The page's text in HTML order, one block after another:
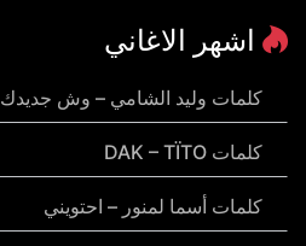
اشهر الاغاني
كلمات وليد الشامي – وش جديدك
كلمات DAK – TÏTO
كلمات أسما لمنور – احتويني